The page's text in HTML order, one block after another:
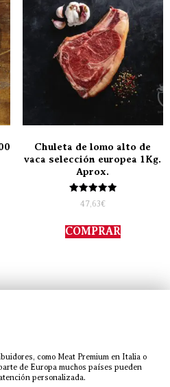
Chuleta de lomo alto de
vaca selección europea 1Kg.
Aprox.
Valorado
con
de 5
47,63€
COMPRAR
como Meat Premium en Italia o
de Europa muchos países pueden
personalizada.